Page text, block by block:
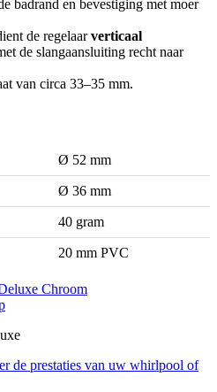
badrand en bevestiging met moer
de regelaarverticaal
de slangaansluiting recht naar
van circa 33–35 mm.
Ø 52 mm
Ø 36 mm
40 gram
20 mm PVC
de prestaties van uw whirlpool of